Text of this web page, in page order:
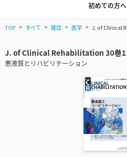
初めての方へ
TOP すべて 雑誌 医学 J. of Clinical
J. of Clinical Rehabilitation 30巻11
悪液質とリハビリテーション